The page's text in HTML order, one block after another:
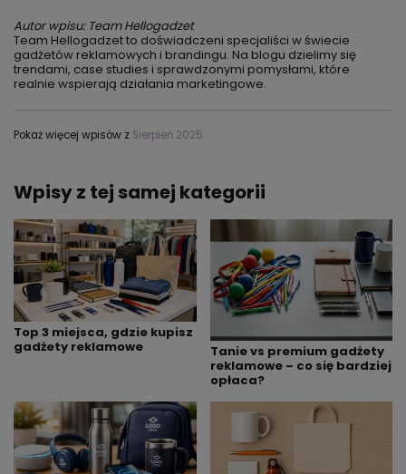
Autor wpisu: Team Hellogadzet
Team Hellogadzet to doświadczeni specjaliści w świecie
gadżetów reklamowych i brandingu. Na blogu dzielimy się
trendami, case studies i sprawdzonymi pomysłami, które
realnie wspierają działania marketingowe.
Pokaż więcej wpisów z Sierpień 2025
Wpisy z tej samej kategorii
Top 3 miejsca, gdzie kupisz
gadżety reklamowe
Tanie vs premium gadżety
reklamowe – co się bardziej
opłaca?